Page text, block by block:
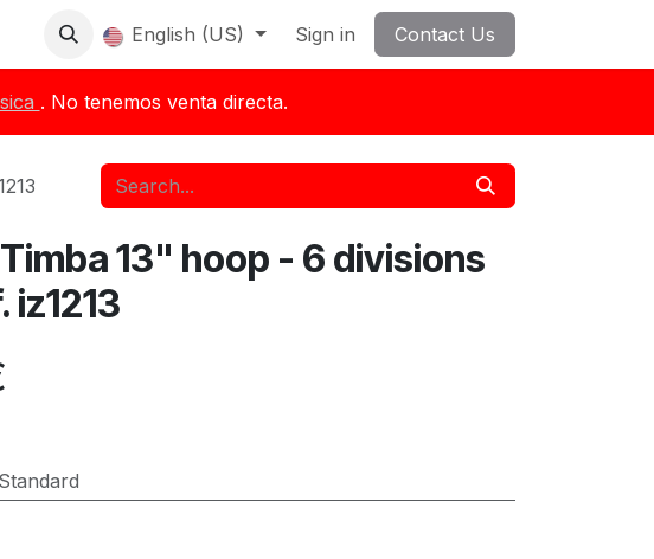
English (US) Sign in Contact Us
. No tenemos venta directa.
13" hoop - 6 divisions
iz1213